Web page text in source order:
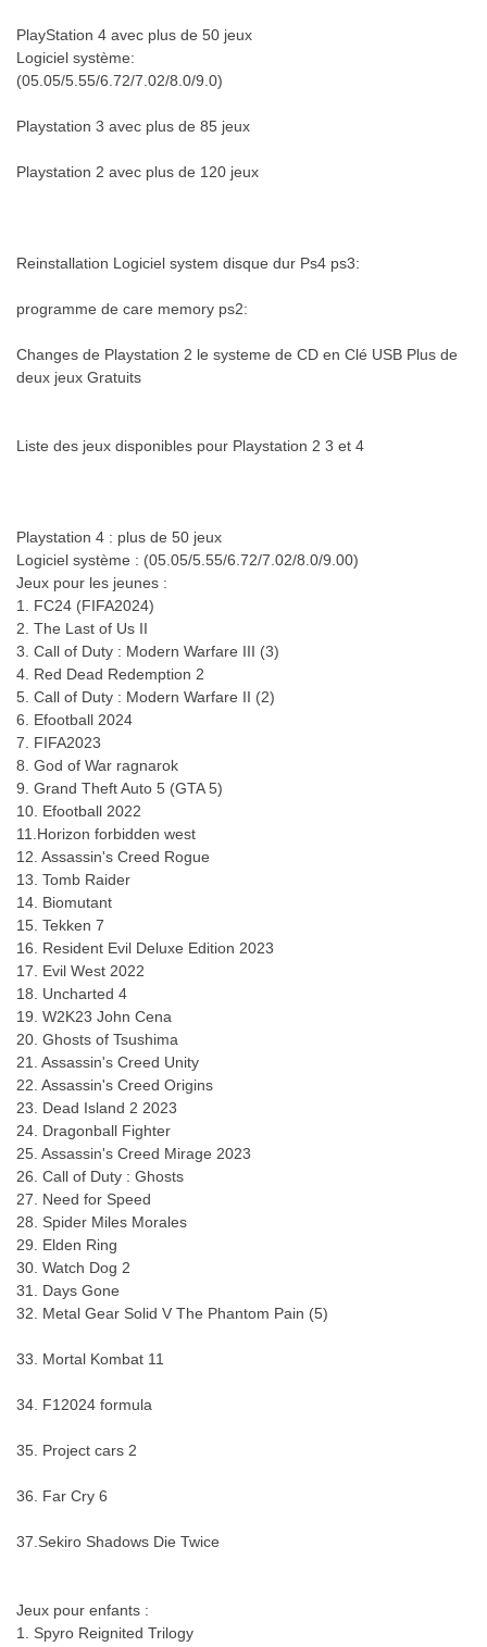
PlayStation 4 avec plus de 50 jeux
Logiciel système:
(05.05/5.55/6.72/7.02/8.0/9.0)
Playstation 3 avec plus de 85 jeux
Playstation 2 avec plus de 120 jeux
Reinstallation Logiciel system disque dur Ps4 ps3:
programme de care memory ps2:
Changes de Playstation 2 le systeme de CD en Clé USB Plus de
deux jeux Gratuits
Liste des jeux disponibles pour Playstation 2 3 et 4
Playstation 4 : plus de 50 jeux
Logiciel système : (05.05/5.55/6.72/7.02/8.0/9.00)
Jeux pour les jeunes :
1. FC24 (FIFA2024)
2. The Last of Us II
3. Call of Duty : Modern Warfare III (3)
4. Red Dead Redemption 2
5. Call of Duty : Modern Warfare II (2)
6. Efootball 2024
7. FIFA2023
8. God of War ragnarok
9. Grand Theft Auto 5 (GTA 5)
10. Efootball 2022
11.Horizon forbidden west
12. Assassin's Creed Rogue
13. Tomb Raider
14. Biomutant
15. Tekken 7
16. Resident Evil Deluxe Edition 2023
17. Evil West 2022
18. Uncharted 4
19. W2K23 John Cena
20. Ghosts of Tsushima
21. Assassin's Creed Unity
22. Assassin's Creed Origins
23. Dead Island 2 2023
24. Dragonball Fighter
25. Assassin's Creed Mirage 2023
26. Call of Duty : Ghosts
27. Need for Speed
28. Spider Miles Morales
29. Elden Ring
30. Watch Dog 2
31. Days Gone
32. Metal Gear Solid V The Phantom Pain (5)
33. Mortal Kombat 11
34. F12024 formula
35. Project cars 2
36. Far Cry 6
37.Sekiro Shadows Die Twice
Jeux pour enfants :
1. Spyro Reignited Trilogy